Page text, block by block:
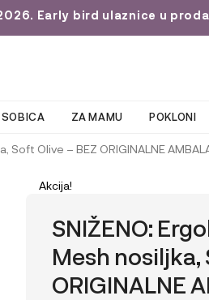
Early bird ulaznice u
SOBICA ZA MAMU POKLONI
Olive – BEZ ORIGINALNE
Akcija!
SNIŽENO:
Mesh nosiljka,
ORIGINALNE